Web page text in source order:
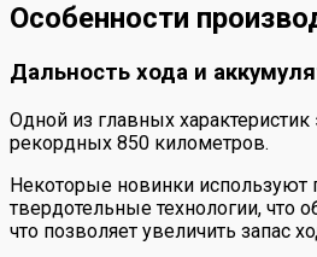
Особенности
Дальность хода и
Одной из главных
рекордных 850 километров.
Некоторые новинки
твердотельные технологии, что
что позволяет увеличить запас